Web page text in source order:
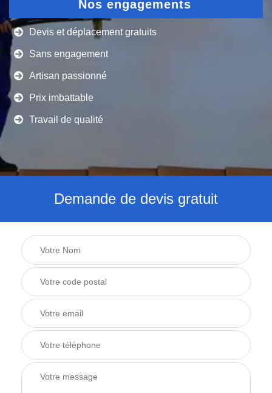
Nos engagements
Devis et déplacement gratuits
Sans engagement
Artisan passionné
Prix imbattable
Travail de qualité
Demande de devis gratuit